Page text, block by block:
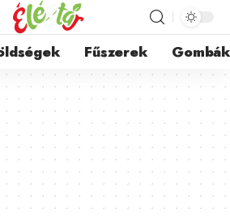
Fűszerek Gombák